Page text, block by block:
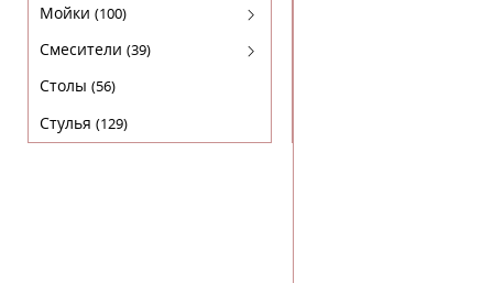
Эмаль "Вивальди"
Эмаль "Граффити"
Эмаль "Микси"
Эмаль "НЕО"
Мойки (100)
Гранитные
Нержавейка
Смесители (39)
Для кухни
Столы (56)
Стулья (129)